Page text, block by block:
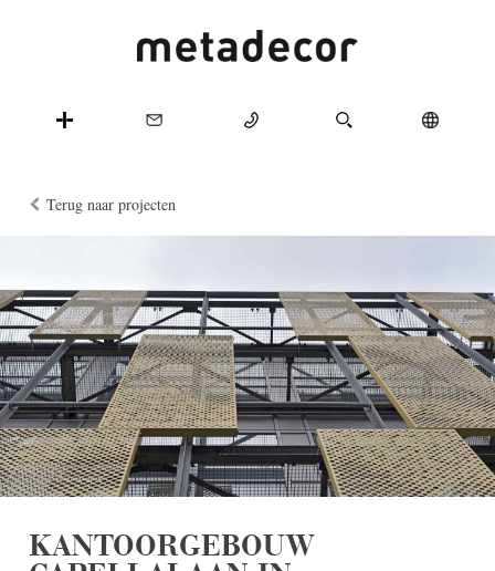
Terug naar projecten
KANTOORGEBOUW